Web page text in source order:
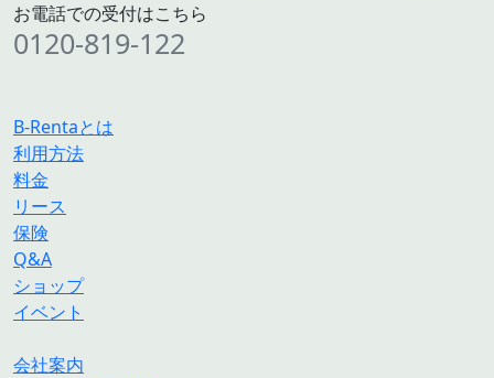
お電話での受付はこちら
0120-819-122
B-Rentaとは
利用方法
料金
リース
保険
Q&A
ショップ
イベント
会社案内